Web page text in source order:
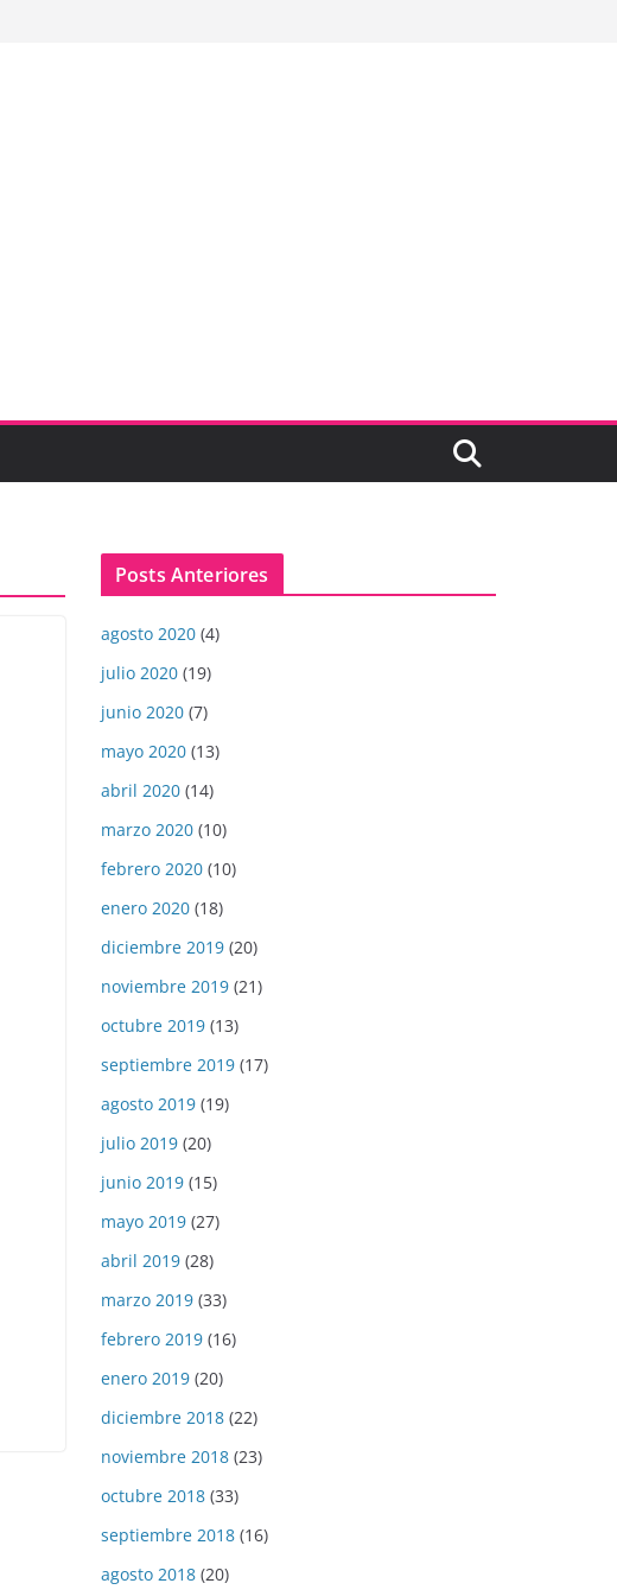
Posts Anteriores
agosto 2020 (4)
julio 2020 (19)
junio 2020 (7)
mayo 2020 (13)
abril 2020 (14)
marzo 2020 (10)
febrero 2020 (10)
enero 2020 (18)
diciembre 2019 (20)
noviembre 2019 (21)
octubre 2019 (13)
septiembre 2019 (17)
agosto 2019 (19)
julio 2019 (20)
junio 2019 (15)
mayo 2019 (27)
abril 2019 (28)
marzo 2019 (33)
febrero 2019 (16)
enero 2019 (20)
diciembre 2018 (22)
noviembre 2018 (23)
octubre 2018 (33)
septiembre 2018 (16)
agosto 2018 (20)